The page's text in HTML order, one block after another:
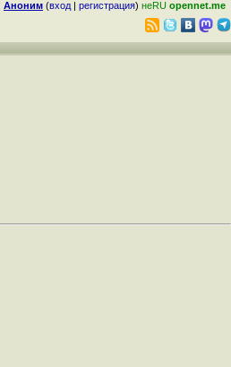
Аноним (вход | регистрация) неRU opennet.me